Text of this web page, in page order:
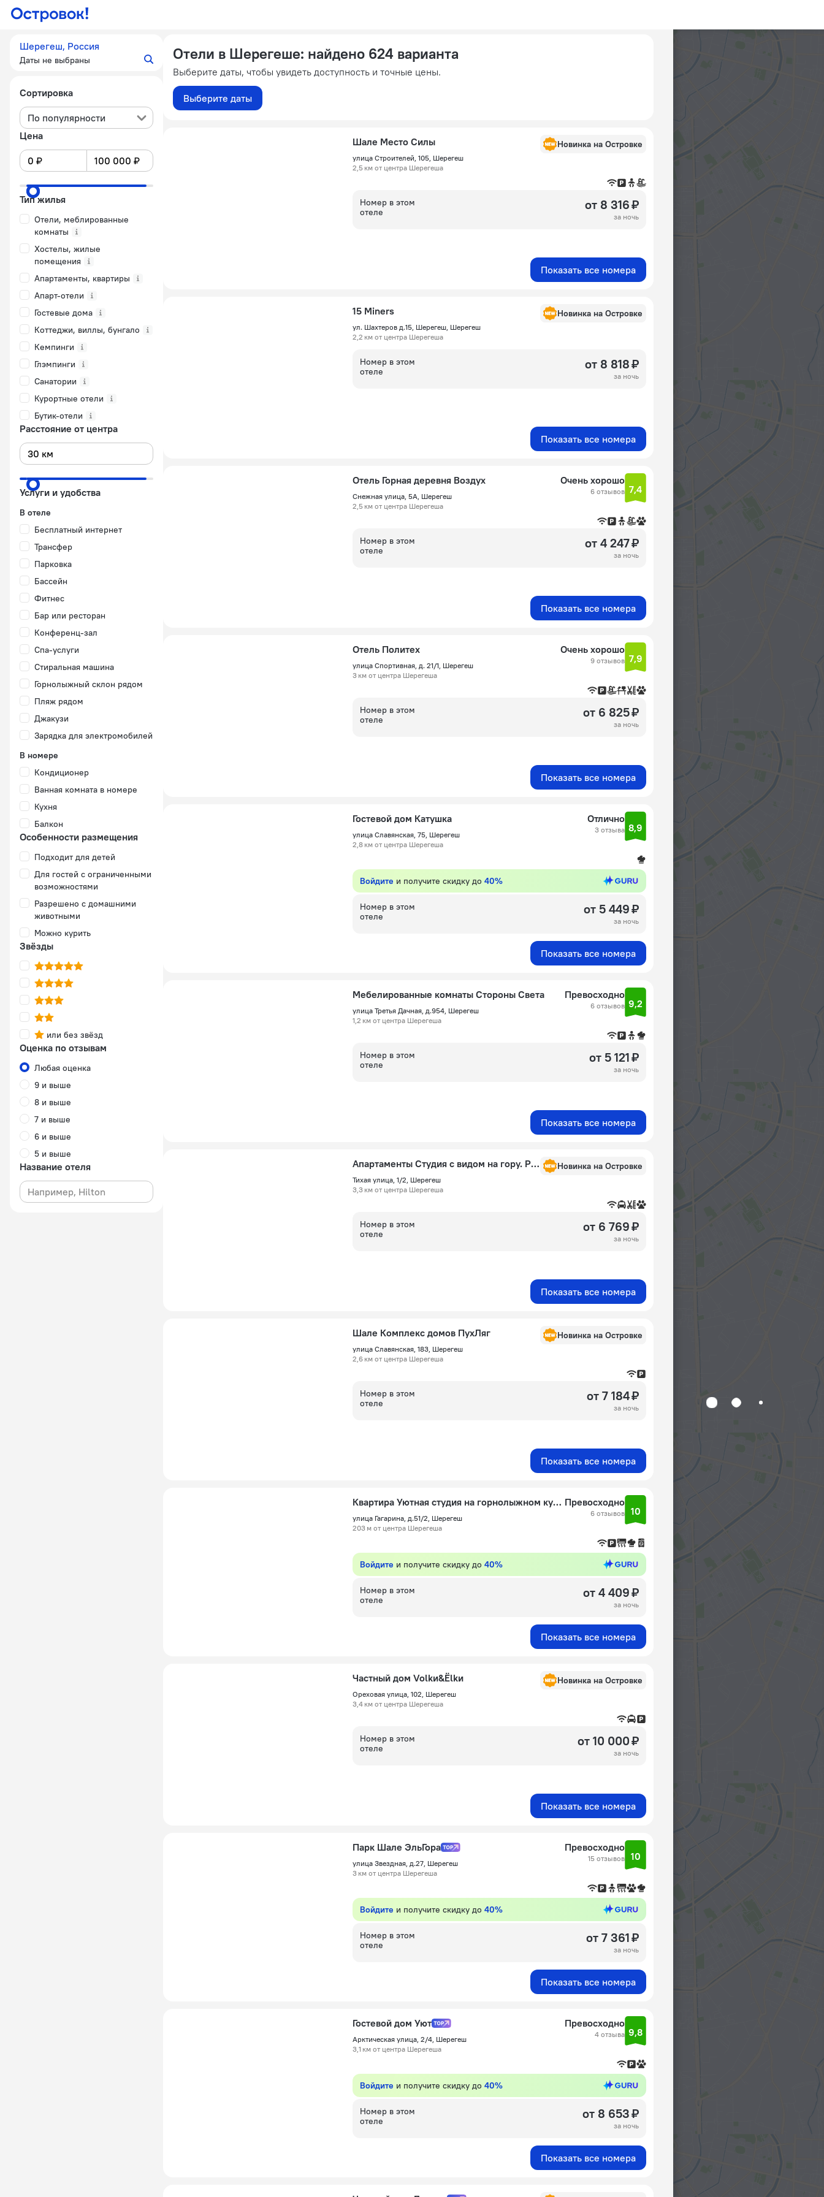
Шерегеш, Россия
Даты не выбраны
Сортировка
По популярности
Цена
Тип жилья
Отели, меблированные
комнаты
Хостелы, жилые
помещения
Апартаменты, квартиры
Апарт-отели
Гостевые дома
Коттеджи, виллы, бунгало
Кемпинги
Глэмпинги
Санатории
Курортные отели
Бутик-отели
Расстояние от центра
Услуги и удобства
В отеле
Бесплатный интернет
Трансфер
Парковка
Бассейн
Фитнес
Бар или ресторан
Конференц-зал
Спа-услуги
Стиральная машина
Горнолыжный склон рядом
Пляж рядом
Джакузи
Зарядка для электромобилей
В номере
Кондиционер
Ванная комната в номере
Кухня
Балкон
Особенности размещения
Подходит для детей
Для гостей с ограниченными
возможностями
Разрешено с домашними
животными
Можно курить
Звёзды
или без звёзд
Оценка по отзывам
Любая оценка
9 и выше
8 и выше
7 и выше
6 и выше
5 и выше
Название отеля
Отели в Шерегеше: найдено 624 варианта
Выберите даты, чтобы увидеть доступность и точные цены.
Выберите даты
Шале Место Силы
улица Строителей, 105, Шерегеш
2,5 км от центра Шерегеша
Новинка на Островке
Номер в этом
отеле
от 8 316 ₽
за ночь
Показать все номера
15 Miners
ул. Шахтеров д.15, Шерегеш, Шерегеш
2,2 км от центра Шерегеша
Новинка на Островке
Номер в этом
отеле
от 8 818 ₽
за ночь
Показать все номера
Отель Горная деревня Воздух
Снежная улица, 5А, Шерегеш
2,5 км от центра Шерегеша
Очень хорошо
6 отзывов 7,4
Номер в этом
отеле
от 4 247 ₽
за ночь
Показать все номера
Отель Политех
улица Спортивная, д. 21/1, Шерегеш
3 км от центра Шерегеша
Очень хорошо
9 отзывов 7,9
Номер в этом
отеле
от 6 825 ₽
за ночь
Показать все номера
Гостевой дом Катушка
улица Славянская, 75, Шерегеш
2,8 км от центра Шерегеша
Отлично
3 отзыва 8,9
Войдите и получите скидку до 40%
Номер в этом
отеле
от 5 449 ₽
за ночь
Показать все номера
Мебелированные комнаты Стороны Света
улица Третья Дачная, д.954, Шерегеш
1,2 км от центра Шерегеша
Превосходно
6 отзывов 9,2
Номер в этом
отеле
от 5 121 ₽
за ночь
Показать все номера
Апартаменты Студия с видом на гору. Россия, улица Тихая 1/2
Тихая улица, 1/2, Шерегеш
3,3 км от центра Шерегеша
Новинка на Островке
Номер в этом
отеле
от 6 769 ₽
за ночь
Показать все номера
Шале Комплекс домов ПухЛяг
улица Славянская, 183, Шерегеш
2,6 км от центра Шерегеша
Новинка на Островке
Номер в этом
отеле
от 7 184 ₽
за ночь
Показать все номера
Квартира Уютная студия на горнолыжном курорте
улица Гагарина, д.51/2, Шерегеш
203 м от центра Шерегеша
Превосходно
6 отзывов 10
Войдите и получите скидку до 40%
Номер в этом
отеле
от 4 409 ₽
за ночь
Показать все номера
Частный дом Volkи&Ёlkи
Ореховая улица, 102, Шерегеш
3,4 км от центра Шерегеша
Новинка на Островке
Номер в этом
отеле
от 10 000 ₽
за ночь
Показать все номера
Парк Шале ЭльГора
улица Звездная, д.27, Шерегеш
3 км от центра Шерегеша
Превосходно
15 отзывов 10
Войдите и получите скидку до 40%
Номер в этом
отеле
от 7 361 ₽
за ночь
Показать все номера
Гостевой дом Уют
Арктическая улица, 2/4, Шерегеш
3,1 км от центра Шерегеша
Превосходно
4 отзыва 9,8
Войдите и получите скидку до 40%
Номер в этом
отеле
от 8 653 ₽
за ночь
Показать все номера